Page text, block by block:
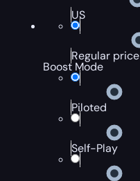
US
Regular price
Boost Mode
Piloted
Self-Play